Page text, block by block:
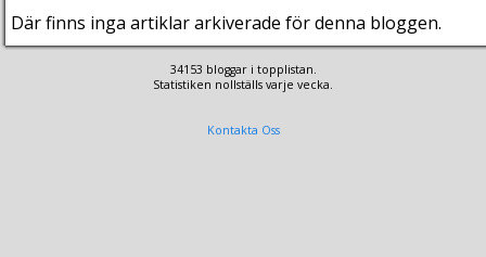
Där finns inga artiklar arkiverade för denna bloggen.
34153 bloggar i topplistan.
Statistiken nollställs varje vecka.
Kontakta Oss